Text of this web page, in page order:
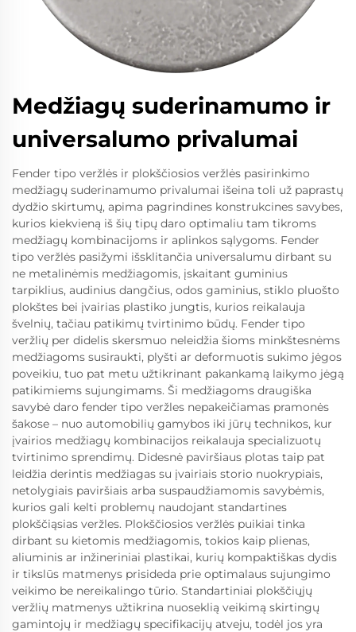
Medžiagų suderinamumo ir
universalumo privalumai
Fender tipo veržlės ir plokščiosios veržlės pasirinkimo
medžiagų suderinamumo privalumai išeina toli už paprastų
dydžio skirtumų, apima pagrindines konstrukcines savybes,
kurios kiekvieną iš šių tipų daro optimaliu tam tikroms
medžiagų kombinacijoms ir aplinkos sąlygoms. Fender
tipo veržlės pasižymi išsklitančia universalumu dirbant su
ne metalinėmis medžiagomis, įskaitant guminius
tarpiklius, audinius dangčius, odos gaminius, stiklo pluošto
plokštes bei įvairias plastiko jungtis, kurios reikalauja
švelnių, tačiau patikimų tvirtinimo būdų. Fender tipo
veržlių per didelis skersmuo neleidžia šioms minkštesnėms
medžiagoms susiraukti, plyšti ar deformuotis sukimo jėgos
poveikiu, tuo pat metu užtikrinant pakankamą laikymo jėgą
patikimiems sujungimams. Ši medžiagoms draugiška
savybė daro fender tipo veržles nepakeičiamas pramonės
šakose – nuo automobilių gamybos iki jūrų technikos, kur
įvairios medžiagų kombinacijos reikalauja specializuotų
tvirtinimo sprendimų. Didesnė paviršiaus plotas taip pat
leidžia derintis medžiagas su įvairiais storio nuokrypiais,
netolygiais paviršiais arba suspaudžiamomis savybėmis,
kurios gali kelti problemų naudojant standartines
plokščiąsias veržles. Plokščiosios veržlės puikiai tinka
dirbant su kietomis medžiagomis, tokios kaip plienas,
aliuminis ar inžineriniai plastikai, kurių kompaktiškas dydis
ir tikslūs matmenys prisideda prie optimalaus sujungimo
veikimo be nereikalingo tūrio. Standartiniai plokščiųjų
veržlių matmenys užtikrina nuoseklią veikimą skirtingų
gamintojų ir medžiagų specifikacijų atveju, todėl jos yra